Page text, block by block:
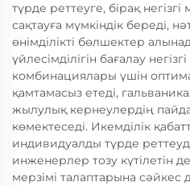
түрде реттеуге, бірақ
сақтауға мүмкіндік береді,
өнімділікті бөлшектер
үйлесімділігін бағалау
комбинациялары үшін
қамтамасыз етеді,
жылулық кернеулердің
көмектеседі. Икемділік
индивидуалды түрде
инженерлер тозу күтілетін
мерзімі талаптарына сәйкес